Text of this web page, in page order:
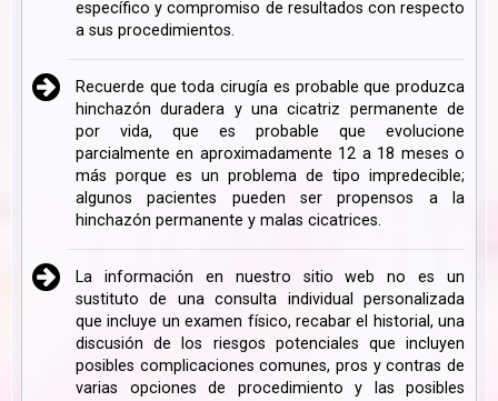
específico y compromiso de resultados con respecto
a sus procedimientos.
Recuerde que toda cirugía es probable que produzca
hinchazón duradera y una cicatriz permanente de
por vida, que es probable que evolucione
parcialmente en aproximadamente 12 a 18 meses o
más porque es un problema de tipo impredecible;
algunos pacientes pueden ser propensos a la
hinchazón permanente y malas cicatrices.
La información en nuestro sitio web no es un
sustituto de una consulta individual personalizada
que incluye un examen físico, recabar el historial, una
discusión de los riesgos potenciales que incluyen
posibles complicaciones comunes, pros y contras de
varias opciones de procedimiento y las posibles